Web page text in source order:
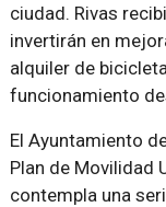
ciudad. Rivas
invertirán en
alquiler de
funcionamiento
El Ayuntamiento
Plan de Movilidad
contempla una